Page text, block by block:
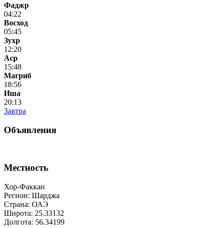
Фаджр
04:22
Восход
05:45
Зухр
12:20
Аср
15:48
Магриб
18:56
Иша
20:13
Завтра
Объявления
Местность
Хор-Факкан
Регион: Шарджа
Страна: ОАЭ
Широта: 25.33132
Долгота: 56.34199